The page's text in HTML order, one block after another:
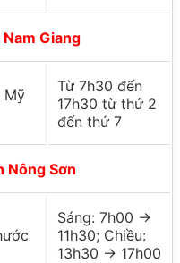
Giang
Mỹ
Từ 7h30 đến
17h30 từ thứ 2
đến thứ 7
Nông Sơn
Sáng: 7h00 ->
11h30; Chiều:
13h30 -> 17h00